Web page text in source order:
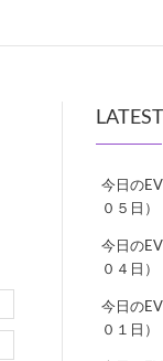
今日の
０５日）
今日の
０４日）
今日の
０１日）